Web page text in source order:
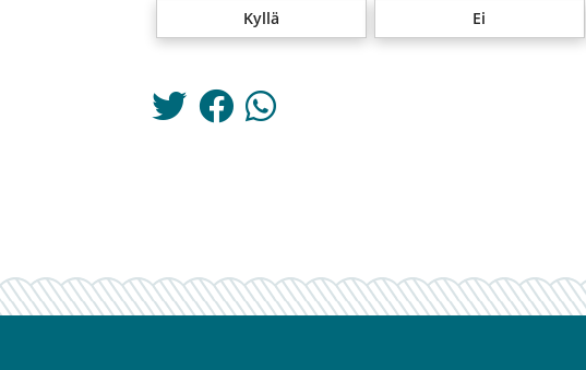
Kyllä Ei